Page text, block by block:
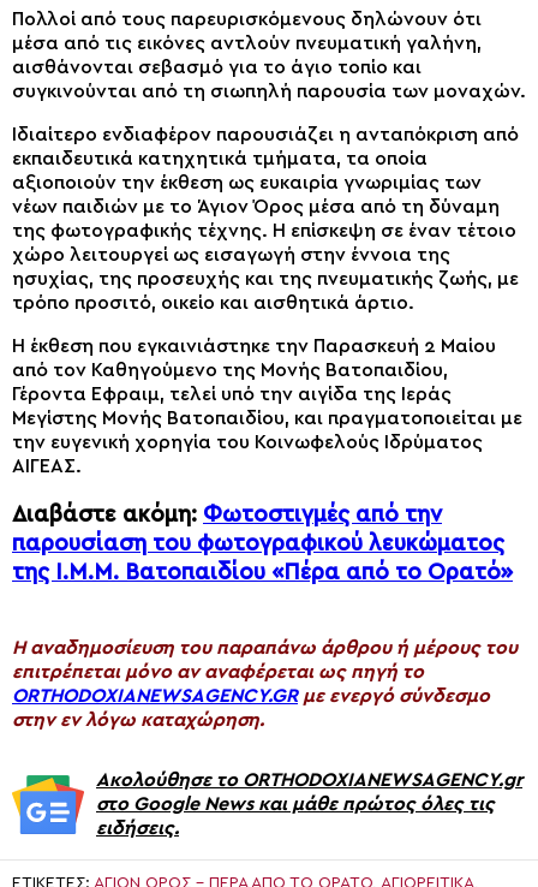
Πολλοί από τους παρευρισκόμενους δηλώνουν ότι
μέσα από τις εικόνες αντλούν πνευματική γαλήνη,
αισθάνονται σεβασμό για το άγιο τοπίο και
συγκινούνται από τη σιωπηλή παρουσία των μοναχών.
Ιδιαίτερο ενδιαφέρον παρουσιάζει η ανταπόκριση από
εκπαιδευτικά κατηχητικά τμήματα, τα οποία
αξιοποιούν την έκθεση ως ευκαιρία γνωριμίας των
νέων παιδιών με το Άγιον Όρος μέσα από τη δύναμη
της φωτογραφικής τέχνης. Η επίσκεψη σε έναν τέτοιο
χώρο λειτουργεί ως εισαγωγή στην έννοια της
ησυχίας, της προσευχής και της πνευματικής ζωής, με
τρόπο προσιτό, οικείο και αισθητικά άρτιο.
Η έκθεση που εγκαινιάστηκε την Παρασκευή 2 Μαίου
από τον Καθηγούμενο της Μονής Βατοπαιδίου,
Γέροντα Εφραιμ, τελεί υπό την αιγίδα της Ιεράς
Μεγίστης Μονής Βατοπαιδίου, και πραγματοποιείται με
την ευγενική χορηγία του Κοινωφελούς Ιδρύματος
ΑΙΓΕΑΣ.
Διαβάστε ακόμη: Φωτοστιγμές από την
παρουσίαση του φωτογραφικού λευκώματος
της Ι.M.M. Βατοπαιδίου «Πέρα από το Ορατό»
H αναδημοσίευση του παραπάνω άρθρου ή μέρους του
επιτρέπεται μόνο αν αναφέρεται ως πηγή το
ORTHODOXIANEWSAGENCY.GRμε ενεργό σύνδεσμο
στην εν λόγω καταχώρηση.
Ακολούθησε το ORTHODOXIANEWSAGENCY.gr
στο Google News και μάθε πρώτος όλες τις
ειδήσεις.
ΕΤΙΚΈΤΕΣ: ΆΓΙΟΝ ΌΡΟΣ - ΠΈΡΑ ΑΠΌ ΤΟ ΟΡΑΤΌ, ΑΓΙΟΡΕΙΤΙΚΑ,